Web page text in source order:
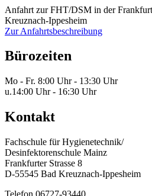
Anfahrt zur FHT/DSM in der
Kreuznach-Ippesheim
Zur Anfahrtsbeschreibung
Bürozeiten
Mo - Fr. 8:00 Uhr - 13:30 Uhr
u.14:00 Uhr - 16:30 Uhr
Kontakt
Fachschule für Hygienetechnik/
Desinfektorenschule Mainz
Frankfurter Strasse 8
D-55545 Bad Kreuznach-Ippesheim